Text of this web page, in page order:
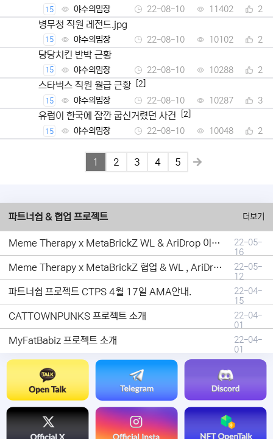
15 야수의밈장 22-08-10 11402 2
병무청 직원 레전드.jpg
15 야수의밈장 22-08-10 10102 2
당당치킨 반박 근황
15 야수의밈장 22-08-10 10288 2
스타벅스 직원 월급 근황 [2]
15 야수의밈장 22-08-10 10287 3
유럽이 한국에 잠깐 굽신거렸던 사건 [2]
15 야수의밈장 22-08-10 10048 2
1 2 3 4 5
파트너쉽 & 협업 프로젝트 더보기
Meme Therapy x MetaBrickZ WL & AriDrop 이벤트 결과안내!
22-05-
16
Meme Therapy x MetaBrickZ 협업 & WL , AriDrop 이벤트 안내
22-05-
12
파트너쉽 프로젝트 CTPS 4월 17일 AMA안내.
22-04-
15
CATTOWNPUNKS 프로젝트 소개
22-04-
01
MyFatBabiz 프로젝트 소개
22-04-
01